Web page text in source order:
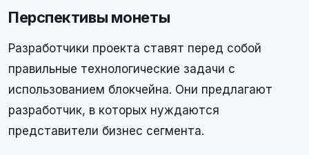
Перспективы монеты
Разработчики проекта ставят перед собой
правильные технологические задачи с
использованием блокчейна. Они предлагают
разработчик, в которых нуждаются
представители бизнес сегмента.